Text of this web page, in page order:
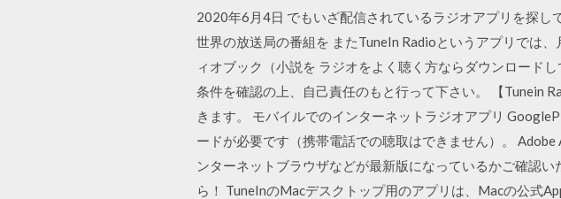
2020年6月4日 でもいざ配信されているラジオアプリを探し
世界の放送局の番組を またTuneIn Radioというアプリでは
ィオブック（小説を ラジオをよく聴く方ならダウンロード
条件を確認の上、自己責任のもと行って下さい。 【Tunein
きます。 モバイルでのインターネットラジオアプリ
ードが必要です（携帯電話での聴取はできません）。
ンターネットブラウザなどが最新版になっているかご確認
ら！ TuneInのMacデスクトップ用のアプリは、Macの公式